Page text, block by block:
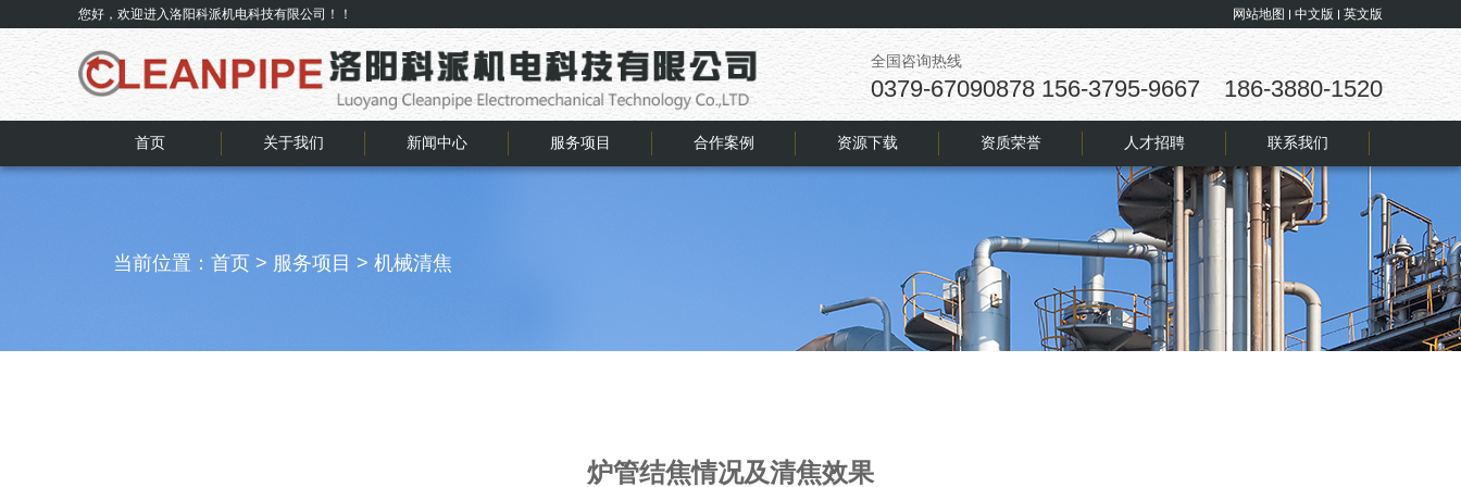
您好，欢迎进入洛阳科派机电科技有限公司！！ 网站地图 中文版 英文版
全国咨询热线
0379-67090878 156-3795-9667 186-3880-1520
首页 关于我们 新闻中心 服务项目 合作案例 资源下载 资质荣誉 人才招聘 联系我们
当前位置： 首页 > 服务项目 > 机械清焦
炉管结焦情况及清焦效果